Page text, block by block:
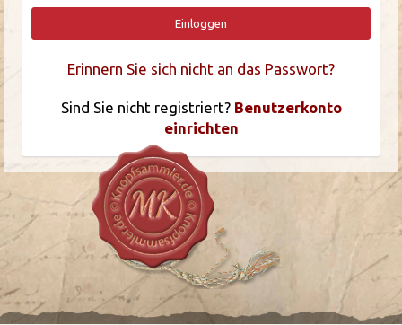
Einloggen
Erinnern Sie sich nicht an das Passwort?
Sind Sie nicht registriert? Benutzerkonto
einrichten